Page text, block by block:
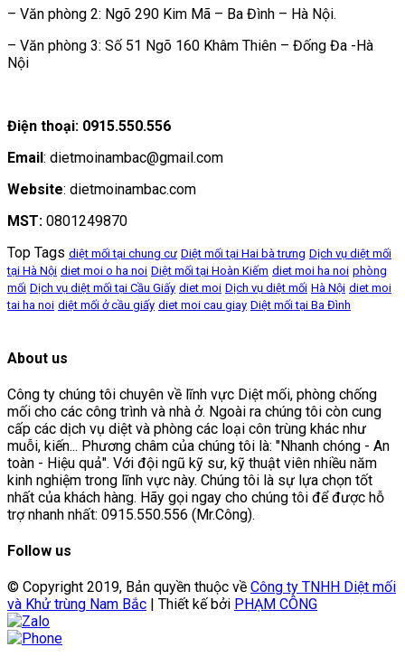
– Văn phòng 2: Ngõ 290 Kim Mã – Ba Đình – Hà Nội.
– Văn phòng 3: Số 51 Ngõ 160 Khâm Thiên – Đống Đa -Hà
Nội
Điện thoại: 0915.550.556
Email : dietmoinambac@gmail.com
Website: dietmoinambac.com
MST: 0801249870
Top Tags diệt mối tại chung cư Diệt mối tại Hai bà trưng Dịch vụ diệt mối
tại Hà Nội diet moi o ha noi Diệt mối tại Hoàn Kiếm diet moi ha noi phòng
mối Dịch vụ diệt mối tại Cầu Giấy diet moi Dịch vụ diệt mối Hà Nội diet moi
tai ha noi diệt mối ở cầu giấy diet moi cau giay Diệt mối tại Ba Đình
About us
Công ty chúng tôi chuyên về lĩnh vực Diệt mối, phòng chống
mối cho các công trình và nhà ở. Ngoài ra chúng tôi còn cung
cấp các dịch vụ diệt và phòng các loại côn trùng khác như
muỗi, kiến... Phương châm của chúng tôi là: "Nhanh chóng - An
toàn - Hiệu quả". Với đội ngũ kỹ sư, kỹ thuật viên nhiều năm
kinh nghiệm trong lĩnh vực này. Chúng tôi là sự lựa chọn tốt
nhất của khách hàng. Hãy gọi ngay cho chúng tôi để được hỗ
trợ nhanh nhất: 0915.550.556 (Mr.Công).
Follow us
© Copyright 2019, Bản quyền thuộc về Công ty TNHH Diệt mối
và Khử trùng Nam Bắc | Thiết kế bởi PHẠM CÔNG